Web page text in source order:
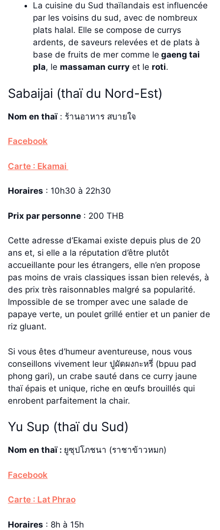
La cuisine du Sud thaïlandais est influencée
par les voisins du sud, avec de nombreux
plats halal. Elle se compose de currys
ardents, de saveurs relevées et de plats à
base de fruits de mer comme le gaeng tai
pla, le massaman curry et le roti.
Sabaijai (thaï du Nord-Est)
Nom en thaï: ร้านอาหาร สบายใจ
Facebook
Carte : Ekamai
Horaires : 10h30 à 22h30
Prix par personne : 200 THB
Cette adresse d’Ekamai existe depuis plus de 20
ans et, si elle a la réputation d’être plutôt
accueillante pour les étrangers, elle n’en propose
pas moins de vrais classiques issan bien relevés, à
des prix très raisonnables malgré sa popularité.
Impossible de se tromper avec une salade de
papaye verte, un poulet grillé entier et un panier de
riz gluant.
Si vous êtes d’humeur aventureuse, nous vous
conseillons vivement leur ปูผัดผงกะหรี่ (bpuu pad
phong gari), un crabe sauté dans ce curry jaune
thaï épais et unique, riche en œufs brouillés qui
enrobent parfaitement la chair.
Yu Sup (thaï du Sud)
Nom en thaï : ยูซุปโภชนา (ราชาข้าวหมก)
Facebook
Carte : Lat Phrao
Horaires : 8h à 15h